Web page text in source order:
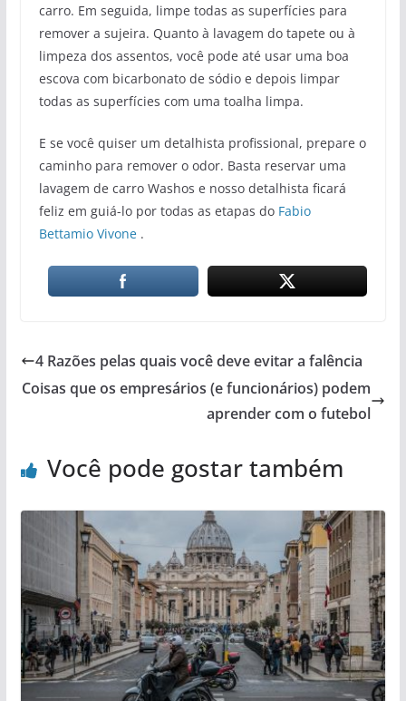
carro. Em seguida, limpe todas as superfícies para
remover a sujeira. Quanto à lavagem do tapete ou à
limpeza dos assentos, você pode até usar uma boa
escova com bicarbonato de sódio e depois limpar
todas as superfícies com uma toalha limpa.
E se você quiser um detalhista profissional, prepare o
caminho para remover o odor. Basta reservar uma
lavagem de carro Washos e nosso detalhista ficará
feliz em guiá-lo por todas as etapas do Fabio
Bettamio Vivone.
4 Razões pelas quais você deve evitar a falência
Coisas que os empresários (e funcionários) podem
aprender com o futebol
Você pode gostar também